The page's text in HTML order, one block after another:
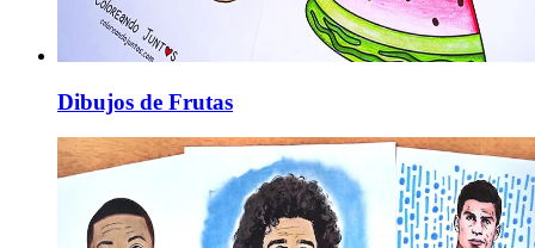
Dibujos de Frutas